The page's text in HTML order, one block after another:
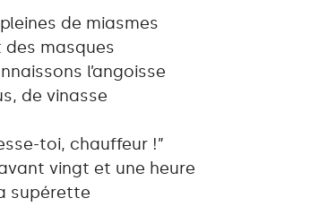
de miasmes
des masques
l’angoisse
de vinasse
toi, chauffeur !”
vingt et une heure
supérette